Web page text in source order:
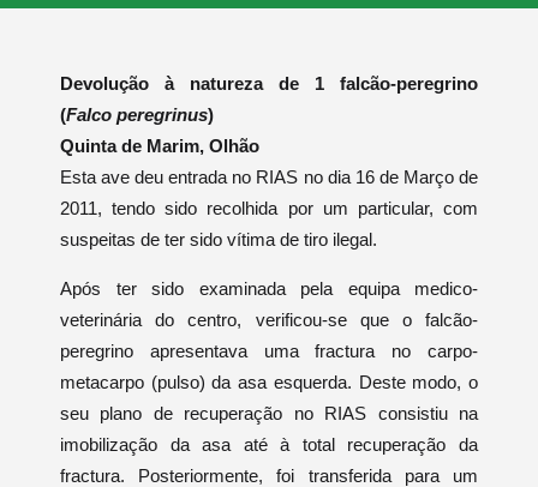
Devolução à natureza de 1 falcão-peregrino
(Falco peregrinus)
Quinta de Marim, Olhão
Esta ave deu entrada no RIAS no dia 16 de Março de
2011, tendo sido recolhida por um particular, com
suspeitas de ter sido vítima de tiro ilegal.
Após ter sido examinada pela equipa medico-
veterinária do centro, verificou-se que o falcão-
peregrino apresentava uma fractura no carpo-
metacarpo (pulso) da asa esquerda. Deste modo, o
seu plano de recuperação no RIAS consistiu na
imobilização da asa até à total recuperação da
fractura. Posteriormente, foi transferida para um